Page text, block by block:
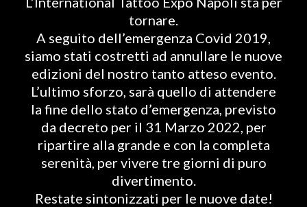
tornare.
A seguito dell’emergenza Covid 2019,
siamo stati costretti ad annullare le nuove
edizioni del nostro tanto atteso evento.
L’ultimo sforzo, sarà quello di attendere
la fine dello stato d’emergenza, previsto
da decreto per il 31 Marzo 2022, per
ripartire alla grande e con la completa
serenità, per vivere tre giorni di puro
divertimento.
Restate sintonizzati per le nuove date!